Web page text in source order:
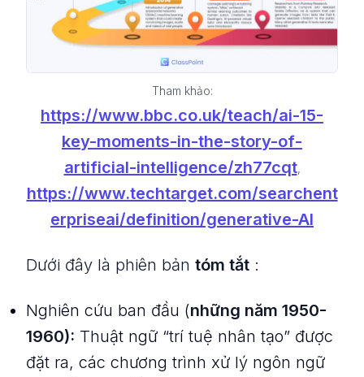
Tham khảo:
https://www.bbc.co.uk/teach/ai-15-
key-moments-in-the-story-of-
artificial-intelligence/zh77cqt,
https://www.techtarget.com/searchent
erpriseai/definition/generative-AI
Dưới đây là phiên bản tóm tắt :
Nghiên cứu ban đầu (những năm 1950-
1960): Thuật ngữ “trí tuệ nhân tạo” được
đặt ra, các chương trình xử lý ngôn ngữ